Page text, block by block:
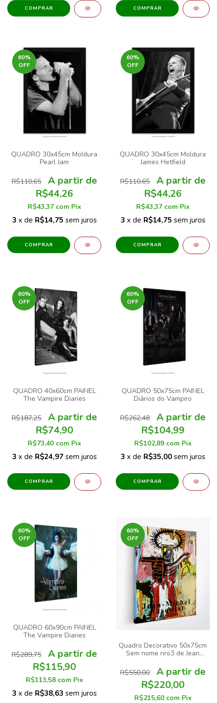
COMPRAR COMPRAR
60%
OFF
QUADRO 30x45cm Moldura
Pearl Jam
R$110,65
R$44,26
R$43,37 com Pix
3 x de R$14,75 sem juros
COMPRAR
60%
OFF
QUADRO 30x45cm Moldura
James Hetfield
R$110,65
R$44,26
R$43,37 com Pix
3 x de R$14,75 sem juros
COMPRAR
60%
OFF
QUADRO 40x60cm PAINEL
The Vampire Diaries
R$187,25
R$74,90
R$73,40 com Pix
3 x de R$24,97 sem juros
COMPRAR
60%
OFF
QUADRO 50x75cm PAINEL
Diários do Vampiro
R$262,48
R$104,99
R$102,89 com Pix
3 x de R$35,00 sem juros
COMPRAR
60%
OFF
QUADRO 60x90cm PAINEL
The Vampire Diaries
R$289,75
R$115,90
R$113,58 com Pix
3 x de R$38,63 sem juros
60%
OFF
Quadro Decorativo 50x75cm
Sem nome nro3 de Jean
R$550,00
R$220,00
R$215,60 com Pix